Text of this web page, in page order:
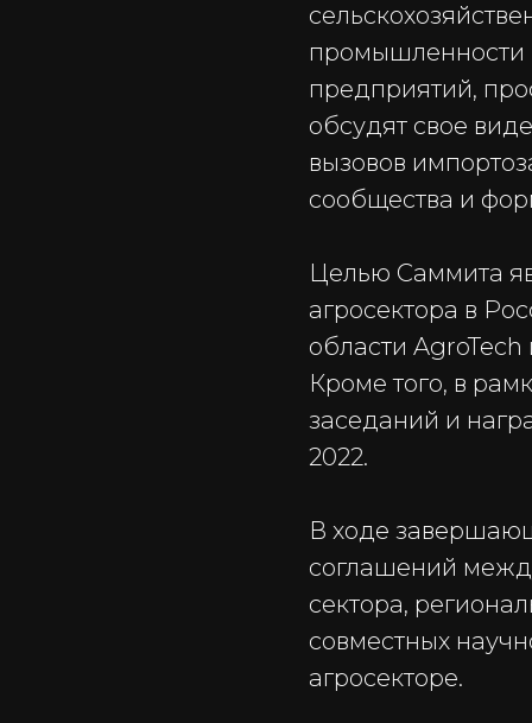
промышленности
предприятий,
обсудят свое
вызовов
сообщества и
Целью Саммита
агросектора в
области
Кроме того, в
заседаний и
2022.
В ходе
соглашений
сектора,
совместных
агросекторе.